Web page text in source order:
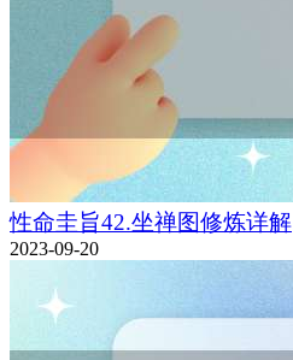
性命圭旨42.坐禅图修炼详解
2023-09-20